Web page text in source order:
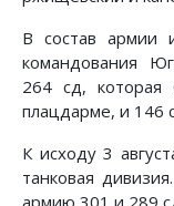
В состав армии
коман­дования
264 сд, ко­торая
плацдарме, и 146
К исходу 3
танковая